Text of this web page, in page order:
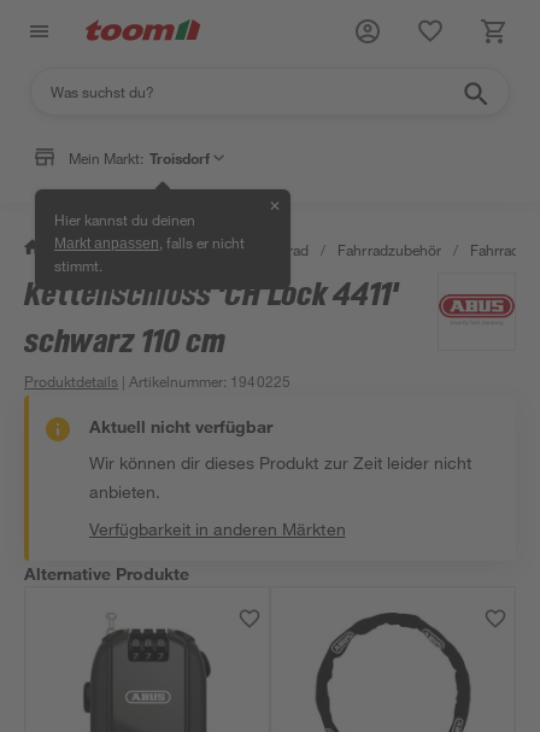
Mein Markt: Troisdorf
Hier kannst du deinen
Markt anpassen , falls er nicht
stimmt.
✕
/ Garten & Freizeit / Auto & Fahrrad / Fahrradzubehör /
Kettenschloss 'CH Lock 4411'
schwarz 110 cm
Produktdetails | Artikelnummer: 1940225
Aktuell nicht verfügbar
Wir können dir dieses Produkt zur Zeit leider nicht
anbieten.
Verfügbarkeit in anderen Märkten
Alternative Produkte